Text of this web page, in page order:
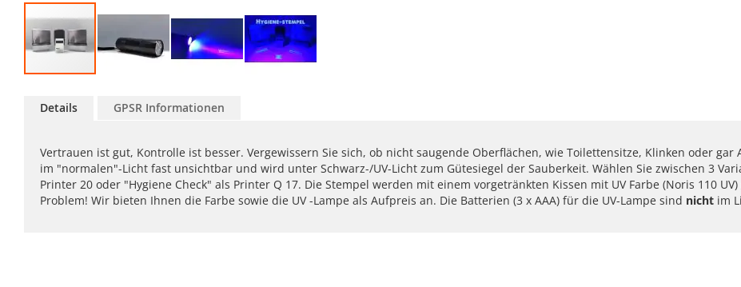
der
springen
Details
Vertrauen ist gut, Kontrolle ist besser. Vergewissern Sie sich, ob nicht saugende Oberflächen, wie Toilettensitze, Klinken oder
im "normalen"-Licht fast unsichtbar und wird unter Schwarz-/UV-Licht zum Gütesiegel der Sauberkeit. Wählen Sie zwischen 3
Printer 20 oder "Hygiene Check" als Printer Q 17. Die Stempel werden mit einem vorgetränkten Kissen mit UV Farbe (Noris 110
Problem! Wir bieten Ihnen die Farbe sowie die UV -Lampe als Aufpreis an. Die Batterien (3 x AAA) für die UV-Lampe sind nicht im
GPSR Informationen